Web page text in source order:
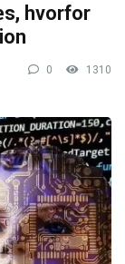
hvorfor
0 1310